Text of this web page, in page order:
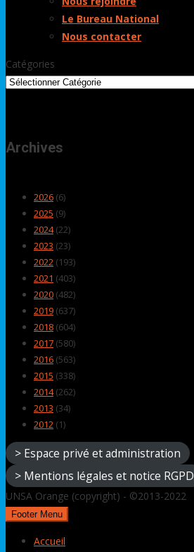
Le Bureau National
Nous contacter
Catégories
Archives
2026 (6)
2025 (9)
2024(22)
2023 (23)
2022 (193)
2021 (403)
2020 (482)
2019 (637)
2018 (604)
2017 (580)
2016 (563)
2015 (338)
2014(262)
2013 (34)
2012 (1)
> Espace privé et administration
> Mentions légales et notice RGPD
UNSA Orange (copyright) - ©2013-2022
Footer Menu
Accueil